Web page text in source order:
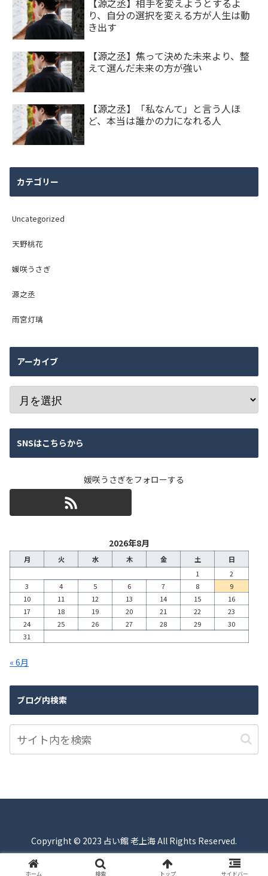
り、自分の選択を変える方が人生は動
き出す
【源之丞】焦って決めた未来より、整
えて選んだ未来の方が強い
【源之丞】「私なんて」と言う人ほ
ど、本当は誰かの力になれる人
カテゴリー
Uncategorized
天野桃花
媛咲うさぎ
源之丞
雨宮灯璃
アーカイブ
SNSはこちらから
媛咲うさぎをフォローする
2026年8月
月 火 水 木 金 土
日
1
2
3
4 5 6 7 8
9
10
11 12 13 14 15
16
17
18 19 20 21 22
23
24
25 26 27 28 29
30
31
« 6月
ブログ内検索
Copyright © 2023 占い館 老上海 All Rights Reserved.
ホーム 検索 トップ サイドバー